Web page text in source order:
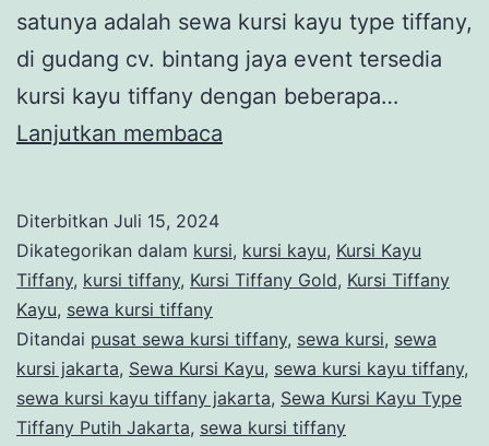
satunya adalah sewa kursi kayu type tiffany,
di gudang cv. bintang jaya event tersedia
kursi kayu tiffany dengan beberapa…
Lanjutkan membaca
Type
Tiffany
Jakarta
Kualitas
Premium
Diterbitkan Juli 15, 2024
Dikategorikan dalam kursi, kursi kayu, Kursi Kayu
Tiffany, kursi tiffany, Kursi Tiffany Gold, Kursi Tiffany
Kayu, sewa kursi tiffany
Ditandai pusat sewa kursi tiffany, sewa kursi, sewa
kursi jakarta, Sewa Kursi Kayu, sewa kursi kayu tiffany,
sewa kursi kayu tiffany jakarta, Sewa Kursi Kayu Type
Tiffany Putih Jakarta, sewa kursi tiffany